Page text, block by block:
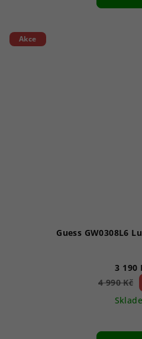
Akce
Guess GW0308L6
3 190
4 990 Kč